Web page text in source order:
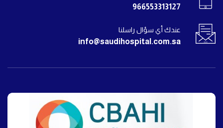
966553313127
عندك أي سؤال راسلنا
info@saudihospital.com.sa